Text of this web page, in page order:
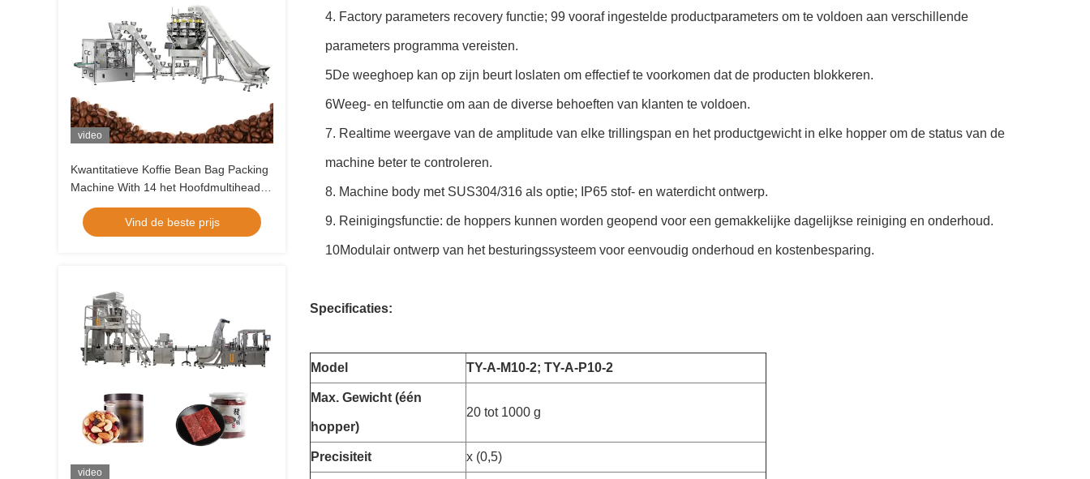
video
Kwantitatieve Koffie Bean Bag Packing
Machine With 14 het Hoofdmultihead-
Weger Automatische Vullen
Vind de beste prijs
video
4. Factory parameters recovery functie; 99 vooraf ingestelde productparameters om te voldoen aan verschillende
parameters programma vereisten.
5De weeghoep kan op zijn beurt loslaten om effectief te voorkomen dat de producten blokkeren.
6Weeg- en telfunctie om aan de diverse behoeften van klanten te voldoen.
7. Realtime weergave van de amplitude van elke trillingspan en het productgewicht in elke hopper om de status van de
machine beter te controleren.
8. Machine body met SUS304/316 als optie; IP65 stof- en waterdicht ontwerp.
9. Reinigingsfunctie: de hoppers kunnen worden geopend voor een gemakkelijke dagelijkse reiniging en onderhoud.
10Modulair ontwerp van het besturingssysteem voor eenvoudig onderhoud en kostenbesparing.
Specificaties:
Model TY-A-M10-2; TY-A-P10-2
Max. Gewicht (één
hopper)
20 tot 1000 g
Precisiteit x (0,5)